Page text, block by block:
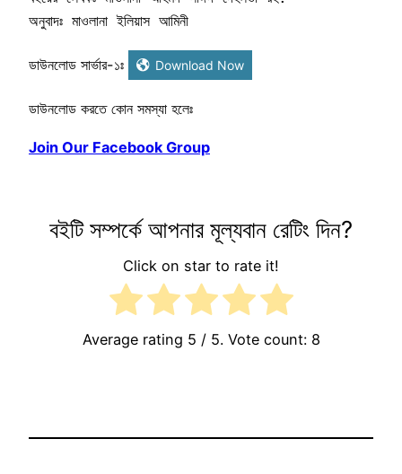
অনুবাদঃ মাওলানা ইলিয়াস আমিনী
ডাউনলোড সার্ভার-১ঃ Download Now
ডাউনলোড করতে কোন সমস্যা হলেঃ
Join Our Facebook Group
বইটি সম্পর্কে আপনার মূল্যবান রেটিং দিন?
Click on star to rate it!
Average rating 5 / 5. Vote count: 8